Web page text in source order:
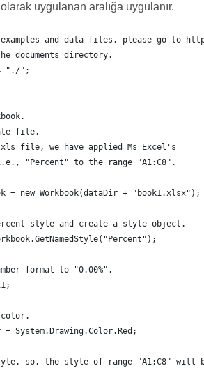
uygulanan aralığa uygulanır.
and data files, please go to
documents directory.
"./";
file.
file, we have applied Ms Excel's
"Percent" to the range "A1:C8".
= new Workbook(dataDir + "book1.xlsx");
style and create a style object.
format to "0.00%".
System.Drawing.Color.Red;
so, the style of range "A1:C8" will